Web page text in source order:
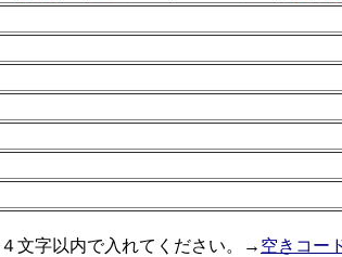
文字以内で入れてください。→ 空きコー